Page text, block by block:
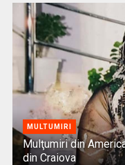
MULTUMIRI
Mulţumiri din
din Craiova